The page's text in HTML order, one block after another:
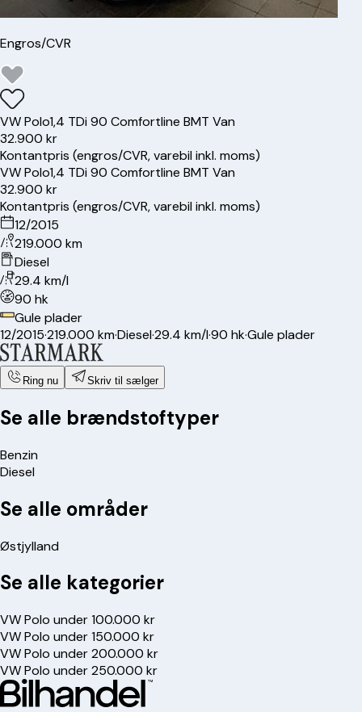
Engros/CVR
VWPolo1,4 TDi 90 Comfortline BMT Van
32.900 kr
Kontantpris (engros/CVR, varebil inkl. moms)
VWPolo1,4 TDi 90 Comfortline BMT Van
32.900 kr
Kontantpris (engros/CVR, varebil inkl. moms)
12/2015
219.000 km
Diesel
29.4 km/l
90 hk
Gule plader
12/2015·219.000 km·Diesel·29.4 km/l·90 hk·Gule plader
Ring nu Skriv til sælger
Se alle brændstoftyper
Benzin
Diesel
Se alle områder
Østjylland
Se alle kategorier
VW Polo under 100.000 kr
VW Polo under 150.000 kr
VW Polo under 200.000 kr
VW Polo under 250.000 kr